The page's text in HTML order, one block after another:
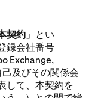
契約 」とい
録会社番号
Exchange,
及びその関係会
して、本契約を